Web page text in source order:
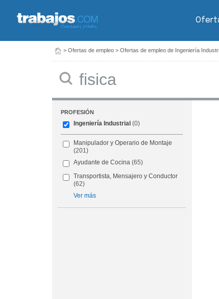
> Ofertas de empleo > Ofertas de empleo de Ingeniería
PROFESIÓN
Ingeniería Industrial (0)
Manipulador y Operario de Montaje
(201)
Ayudante de Cocina (65)
Transportista, Mensajero y Conductor
(62)
Ver más